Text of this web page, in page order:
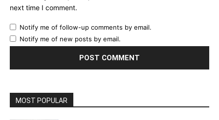
next time I comment.
Notify me of follow-up comments by email.
Notify me of new posts by email.
MOST POPULAR